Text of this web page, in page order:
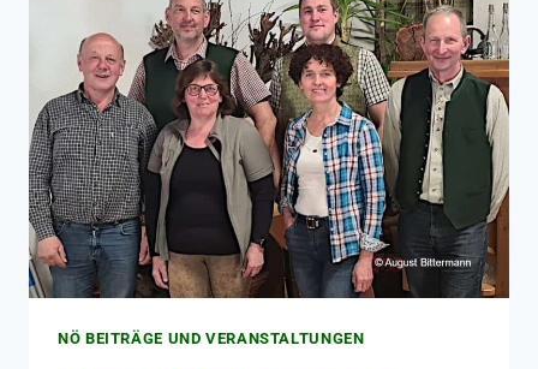
NÖ BEITRÄGE UND VERANSTALTUNGEN